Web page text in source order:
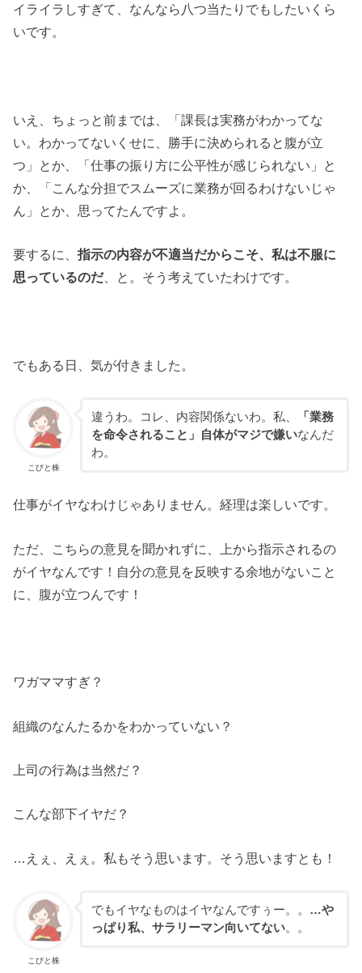
イライラしすぎて、なんなら八つ当たりでもしたいくら
いです。
いえ、ちょっと前までは、「課長は実務がわかってな
い。わかってないくせに、勝手に決められると腹が立
つ」とか、「仕事の振り方に公平性が感じられない」と
か、「こんな分担でスムーズに業務が回るわけないじゃ
ん」とか、思ってたんですよ。
要するに、指示の内容が不適当だからこそ、私は不服に
思っているのだ、と。そう考えていたわけです。
でもある日、気が付きました。
こびと株
違うわ。コレ、内容関係ないわ。私、
「業務
を命令されること」自体がマジで嫌いなんだ
わ。
仕事がイヤなわけじゃありません。経理は楽しいです。
ただ、こちらの意見を聞かれずに、上から指示されるの
がイヤなんです！自分の意見を反映する余地がないこと
に、腹が立つんです！
ワガママすぎ？
組織のなんたるかをわかっていない？
上司の行為は当然だ？
こんな部下イヤだ？
…えぇ、えぇ。私もそう思います。そう思いますとも！
こびと株
でもイヤなものはイヤなんですぅー。。 …や
っぱり私、サラリーマン向いてない。。